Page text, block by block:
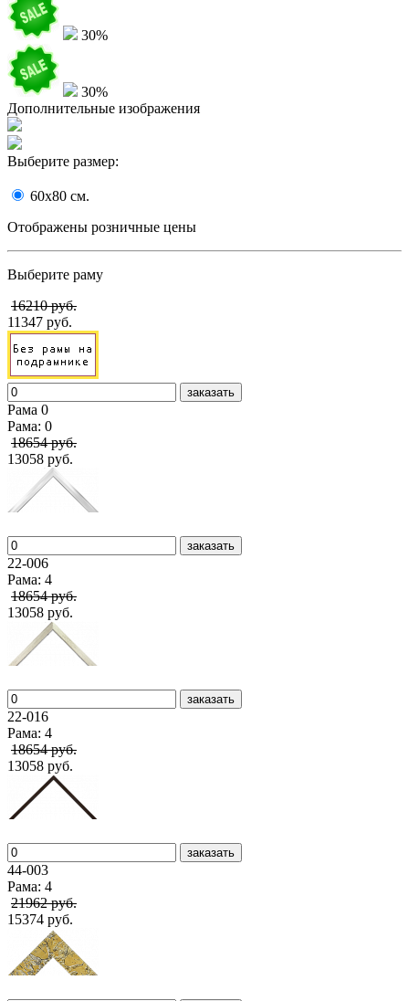
30%
30%
Дополнительные изображения
Выберите размер:
60x80 cм.
Отображены розничные цены
Выберите раму
16210 руб.
11347 руб.
заказать
Рама 0
Рама: 0
18654 руб.
13058 руб.
заказать
22-006
Рама: 4
18654 руб.
13058 руб.
заказать
22-016
Рама: 4
18654 руб.
13058 руб.
заказать
44-003
Рама: 4
21962 руб.
15374 руб.